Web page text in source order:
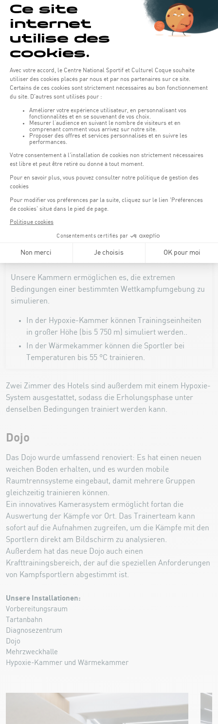
Dank der „GymAware“-Technologie können Tempo und
Kraft der Bewegung gemessen werden, was im Anschluss
interessante Daten für das Training liefert.
Außerdem können mit einem Videosystem qualitative
Analysen der Bewegungsabläufe der Sportler durchgeführt
Feedback zur Leistung des Athleten zu geben.
Unsere Kammern ermöglichen es, die extremen
Bedingungen einer bestimmten Wettkampfumgebung zu
simulieren.
In der Hypoxie-Kammer können Trainingseinheiten
in großer Höhe (bis 5 750 m) simuliert werden..
In der Wärmekammer können die Sportler bei
Temperaturen bis 55 °C trainieren.
Zwei Zimmer des Hotels sind außerdem mit einem Hypoxie-
System ausgestattet, sodass die Erholungsphase unter
denselben Bedingungen trainiert werden kann.
Dojo
Das Dojo wurde umfassend renoviert: Es hat einen neuen
weichen Boden erhalten, und es wurden mobile
Raumtrennsysteme eingebaut, damit mehrere Gruppen
gleichzeitig trainieren können.
Ein innovatives Kamerasystem ermöglicht fortan die
Auswertung der Kämpfe vor Ort. Das Trainerteam kann
sofort auf die Aufnahmen zugreifen, um die Kämpfe mit den
Sportlern direkt am Bildschirm zu analysieren.
Außerdem hat das neue Dojo auch einen
Krafttrainingsbereich, der auf die speziellen Anforderungen
von Kampfsportlern abgestimmt ist.
Unsere Installationen:
Vorbereitungsraum
Tartanbahn
Diagnosezentrum
Dojo
Mehrzweckhalle
Hypoxie-Kammer und Wärmekammer